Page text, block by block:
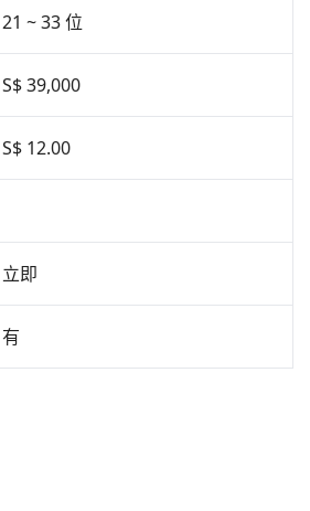
21 ~ 33 位
S$ 39,000
S$ 12.00
立即
有